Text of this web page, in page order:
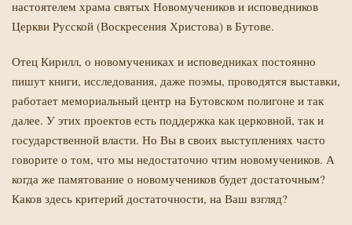
настоятелем храма святых Новомучеников и исповедников
Церкви Русской (Воскресения Христова) в Бутове.
Отец Кирилл, о новомучениках и исповедниках постоянно
пишут книги, исследования, даже поэмы, проводятся выставки,
работает мемориальный центр на Бутовском полигоне и так
далее. У этих проектов есть поддержка как церковной, так и
государственной власти. Но Вы в своих выступлениях часто
говорите о том, что мы недостаточно чтим новомучеников. А
когда же памятование о новомучеников будет достаточным?
Каков здесь критерий достаточности, на Ваш взгляд?